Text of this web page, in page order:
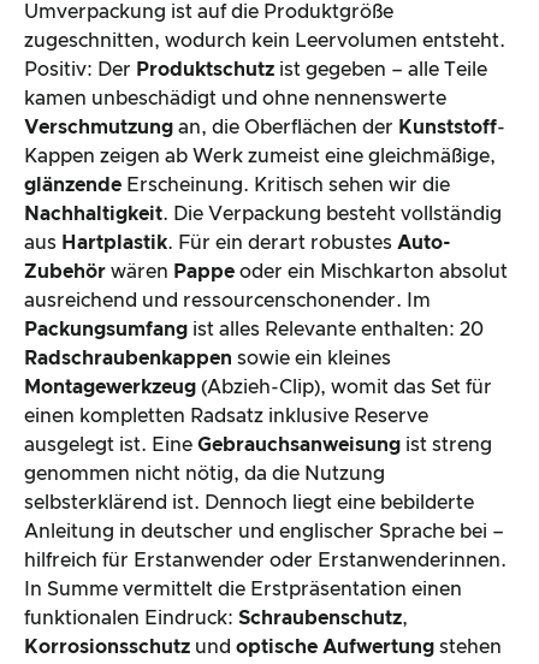
Umverpackung ist auf die Produktgröße
zugeschnitten, wodurch kein Leervolumen entsteht.
Positiv: Der Produktschutz ist gegeben – alle Teile
kamen unbeschädigt und ohne nennenswerte
Verschmutzung an, die Oberflächen der Kunststoff-
Kappen zeigen ab Werk zumeist eine gleichmäßige,
glänzende Erscheinung. Kritisch sehen wir die
Nachhaltigkeit. Die Verpackung besteht vollständig
aus Hartplastik. Für ein derart robustes Auto-
Zubehör wären Pappe oder ein Mischkarton absolut
ausreichend und ressourcenschonender. Im
Packungsumfang ist alles Relevante enthalten: 20
Radschraubenkappen sowie ein kleines
Montagewerkzeug (Abzieh-Clip), womit das Set für
einen kompletten Radsatz inklusive Reserve
ausgelegt ist. Eine Gebrauchsanweisung ist streng
genommen nicht nötig, da die Nutzung
selbsterklärend ist. Dennoch liegt eine bebilderte
Anleitung in deutscher und englischer Sprache bei –
hilfreich für Erstanwender oder Erstanwenderinnen.
In Summe vermittelt die Erstpräsentation einen
funktionalen Eindruck: Schraubenschutz,
Korrosionsschutz und optische Aufwertung stehen